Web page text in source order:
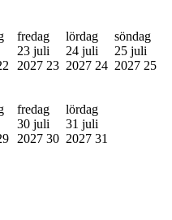
fredag
23 juli
2027 23
lördag
24 juli
2027 24
söndag
25 juli
2027 25
fredag
30 juli
2027 30
lördag
31 juli
2027 31